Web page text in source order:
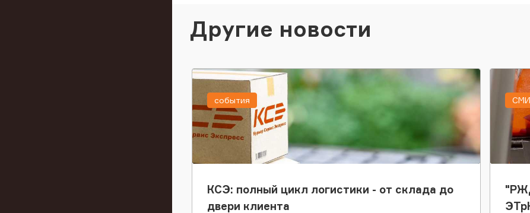
Другие новости
КСЭ: полный цикл логистики - от склада до
двери клиента
события СМИ